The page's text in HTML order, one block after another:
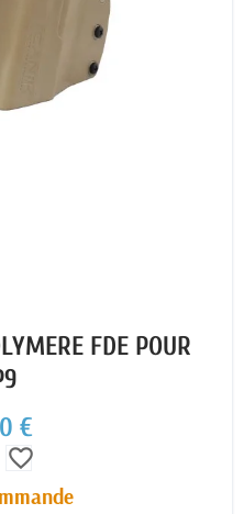
FDE POUR
€
favorite_border